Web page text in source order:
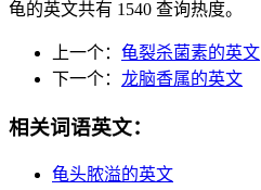
龟的英文共有 1540 查询热度。
上一个： 龟裂杀菌素的英文
下一个： 龙脑香属的英文
相关词语英文：
龟头脓溢的英文